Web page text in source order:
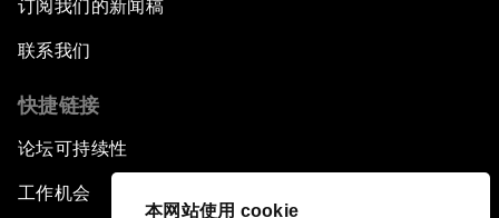
本网站使用 cookie
订阅我们的新闻稿
联系我们
快捷链接
论坛可持续性
工作机会